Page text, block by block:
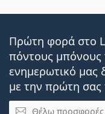
Πρώτη φορά στο
πόντους μπόνους
ενημερωτικό μας
με την πρώτη σας
Email